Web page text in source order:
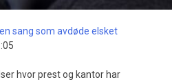
sang som avdøde elsket
hvor prest og kantor har